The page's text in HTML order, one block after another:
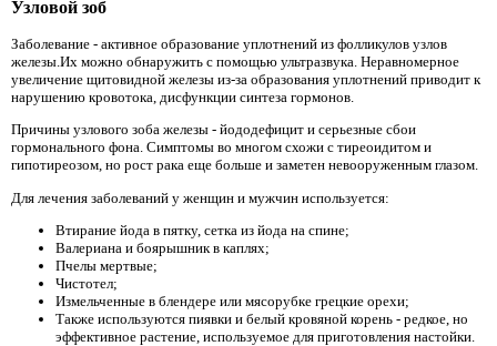
Узловой зоб
Заболевание - активное образование уплотнений из фолликулов узлов
железы.Их можно обнаружить с помощью ультразвука. Неравномерное
увеличение щитовидной железы из-за образования уплотнений приводит к
нарушению кровотока, дисфункции синтеза гормонов.
Причины узлового зоба железы - йододефицит и серьезные сбои
гормонального фона. Симптомы во многом схожи с тиреоидитом и
гипотиреозом, но рост рака еще больше и заметен невооруженным глазом.
Для лечения заболеваний у женщин и мужчин используется:
Втирание йода в пятку, сетка из йода на спине;
Валериана и боярышник в каплях;
Пчелы мертвые;
Чистотел;
Измельченные в блендере или мясорубке грецкие орехи;
Также используются пиявки и белый кровяной корень - редкое, но
эффективное растение, используемое для приготовления настойки.